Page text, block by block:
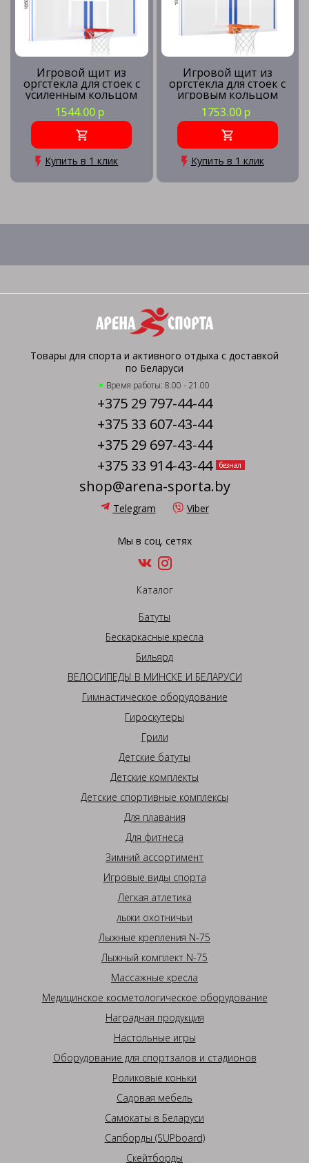
Игровой щит из
оргстекла для стоек с
усиленным кольцом
1544.00 р
Купить в 1 клик
Игровой щит из
оргстекла для стоек с
игровым кольцом
1753.00 р
Купить в 1 клик
Товары для спорта и активного отдыха с доставкой
по Беларуси
Время работы: 8.00 - 21.00
+375 29 797-44-44
+375 33 607-43-44
+375 29 697-43-44
+375 33 914-43-44
безнал
shop@arena-sporta.by
Telegram Viber
Мы в соц. сетях
Каталог
Батуты
Бескаркасные кресла
Бильярд
ВЕЛОСИПЕДЫ В МИНСКЕ И БЕЛАРУСИ
Гимнастическое оборудование
Гироскутеры
Грили
Детские батуты
Детские комплекты
Детские спортивные комплексы
Для плавания
Для фитнеса
Зимний ассортимент
Игровые виды спорта
Легкая атлетика
лыжи охотничьи
Лыжные крепления N-75
Лыжный комплект N-75
Массажные кресла
Медицинское косметологическое оборудование
Наградная продукция
Настольные игры
Оборудование для спортзалов и стадионов
Роликовые коньки
Садовая мебель
Самокаты в Беларуси
Сапборды (SUPboard)
Скейтборды